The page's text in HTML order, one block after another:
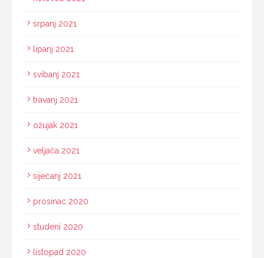
srpanj 2021
lipanj 2021
svibanj 2021
travanj 2021
ožujak 2021
veljača 2021
siječanj 2021
prosinac 2020
studeni 2020
listopad 2020